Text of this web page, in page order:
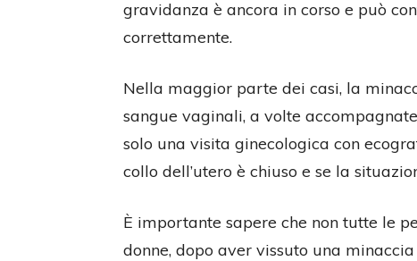
gravidanza è ancora in corso e può
correttamente.
Nella maggior parte dei casi, la
sangue vaginali, a volte
solo una visita ginecologica con
collo dell’utero è chiuso e se la
È importante sapere che non tutte le
donne, dopo aver vissuto una